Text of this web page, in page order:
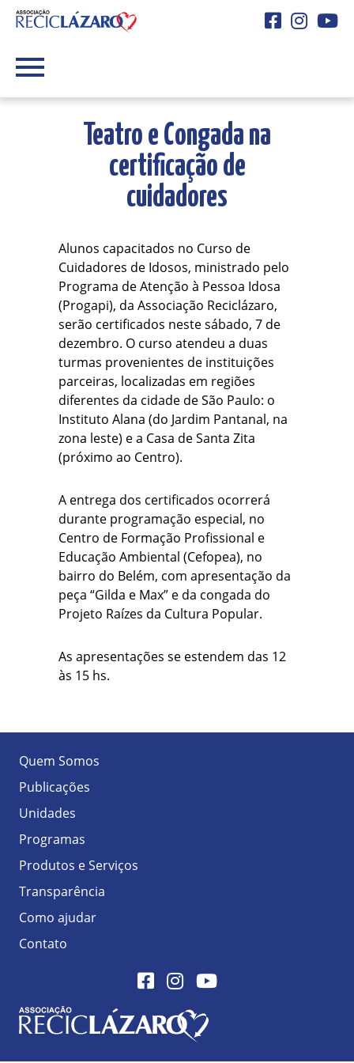
Facebook
Teatro e Congada na
certificação de
cuidadores
Alunos capacitados no Curso de
Cuidadores de Idosos, ministrado pelo
Programa de Atenção à Pessoa Idosa
(Progapi), da Associação Reciclázaro,
serão certificados neste sábado, 7 de
dezembro. O curso atendeu a duas
turmas provenientes de instituições
parceiras, localizadas em regiões
diferentes da cidade de São Paulo: o
Instituto Alana (do Jardim Pantanal, na
zona leste) e a Casa de Santa Zita
(próximo ao Centro).
A entrega dos certificados ocorrerá
durante programação especial, no
Centro de Formação Profissional e
Educação Ambiental (Cefopea), no
bairro do Belém, com apresentação da
peça “Gilda e Max” e da congada do
Projeto Raízes da Cultura Popular.
As apresentações se estendem das 12
às 15 hs.
Quem Somos
Publicações
Unidades
Programas
Produtos e Serviços
Transparência
Como ajudar
Contato
FacebookInstagramYoutube
Logo